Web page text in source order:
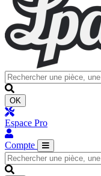
OK
Espace Pro
Compte